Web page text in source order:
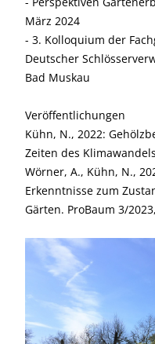
März 2024
- 3. Kolloquium der
Deutscher
Bad Muskau
Veröffentlichungen
Kühn, N., 2022:
Zeiten des
Wörner, A., Kühn, N.,
Erkenntnisse zum
Gärten. ProBaum 3/